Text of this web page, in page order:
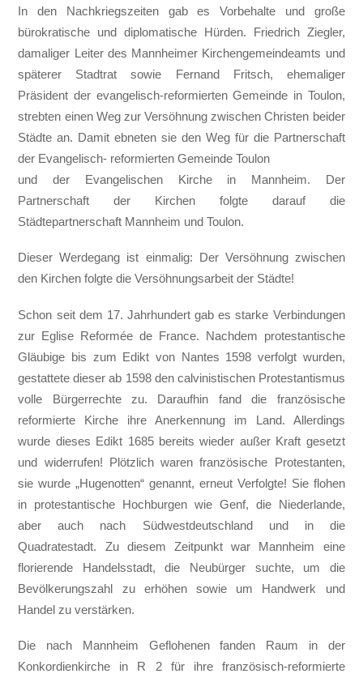
In den Nachkriegszeiten gab es Vorbehalte und große
bürokratische und diplomatische Hürden. Friedrich Ziegler,
damaliger Leiter des Mannheimer Kirchengemeindeamts und
späterer Stadtrat sowie Fernand Fritsch, ehemaliger
Präsident der evangelisch-reformierten Gemeinde in Toulon,
strebten einen Weg zur Versöhnung zwischen Christen beider
Städte an. Damit ebneten sie den Weg für die Partnerschaft
der Evangelisch- reformierten Gemeinde Toulon
und der Evangelischen Kirche in Mannheim. Der
Partnerschaft der Kirchen folgte darauf die
Städtepartnerschaft Mannheim und Toulon.
Dieser Werdegang ist einmalig: Der Versöhnung zwischen
den Kirchen folgte die Versöhnungsarbeit der Städte!
Schon seit dem 17. Jahrhundert gab es starke Verbindungen
zur Eglise Reformée de France. Nachdem protestantische
Gläubige bis zum Edikt von Nantes 1598 verfolgt wurden,
gestattete dieser ab 1598 den calvinistischen Protestantismus
volle Bürgerrechte zu. Daraufhin fand die französische
reformierte Kirche ihre Anerkennung im Land. Allerdings
wurde dieses Edikt 1685 bereits wieder außer Kraft gesetzt
und widerrufen! Plötzlich waren französische Protestanten,
sie wurde „Hugenotten“ genannt, erneut Verfolgte! Sie flohen
in protestantische Hochburgen wie Genf, die Niederlande,
aber auch nach Südwestdeutschland und in die
Quadratestadt. Zu diesem Zeitpunkt war Mannheim eine
florierende Handelsstadt, die Neubürger suchte, um die
Bevölkerungszahl zu erhöhen sowie um Handwerk und
Handel zu verstärken.
Die nach Mannheim Geflohenen fanden Raum in der
Konkordienkirche in R 2 für ihre französisch-reformierte